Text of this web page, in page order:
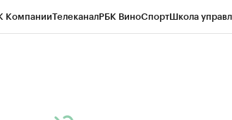
КомпанииТелеканалРБК ВиноСпортШкола